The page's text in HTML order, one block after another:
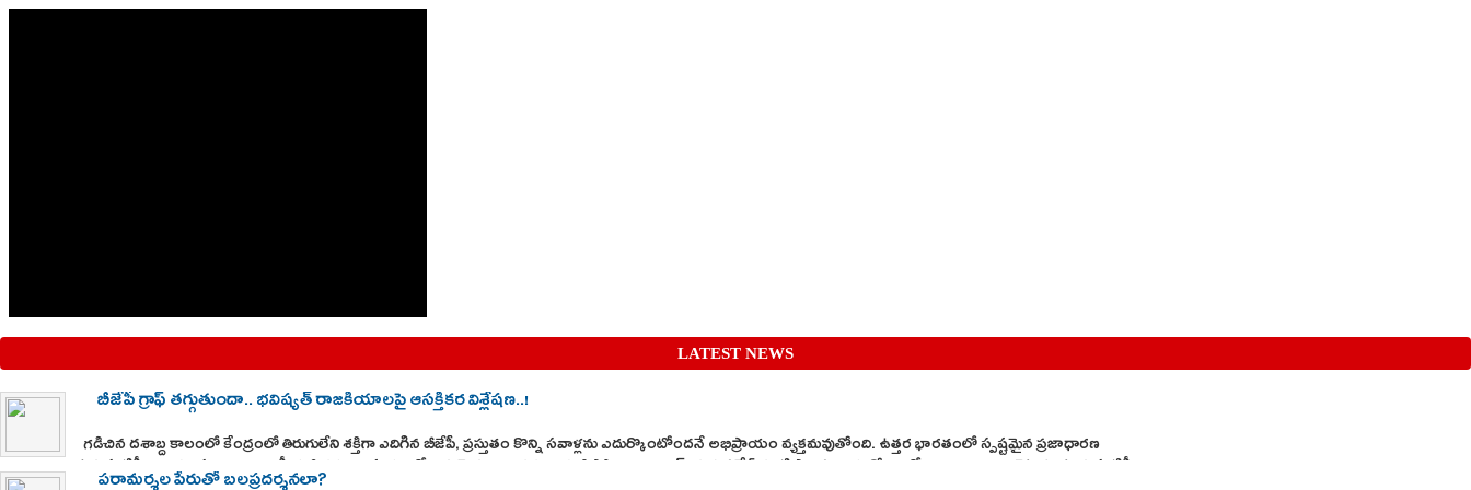
LATEST NEWS
బీజేపీ గ్రాఫ్ తగ్గుతుందా.. భవిష్యత్ రాజకీయాలపై ఆసక్తికర విశ్లేషణ..!
గడిచిన దశాబ్ద కాలంలో కేంద్రంలో తిరుగులేని శక్తిగా ఎదిగిన బీజేపీ, ప్రస్తుతం కొన్ని సవాళ్లను ఎదుర్కొంటోందనే అభిప్రాయం వ్యక్తమవుతోంది. ఉత్తర భారతంలో స్పష్టమైన ప్రజాధారణ
ఉన్నప్పటికీ, ఎన్నికల ఫలితాలు రాజకీయ స్థిరత్వం విషయంలో భిన్నమైన వాతావరణం కనిపిస్తోంది. గుజరాత్, మధ్యప్రదేశ్ వంటి సాంప్రదాయ కోటలలో అధికారాన్ని నిలబెట్టుకుంటున్నప్పటికీ,
పరామర్శల పేరుతో బలప్రదర్శనలా?